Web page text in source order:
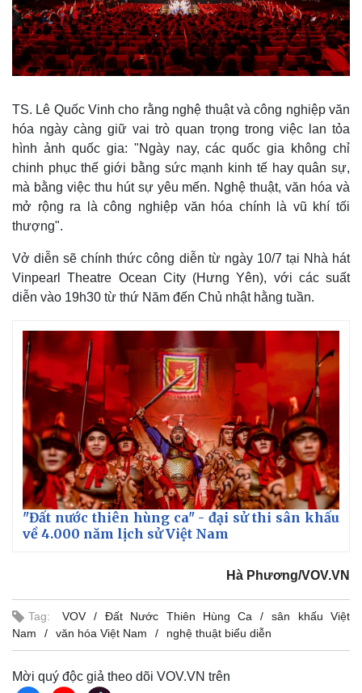
Thể thao
Thế giới thể thao
eSports
Hậu trường
Xe máy
Tư vấn
TS. Lê Quốc Vinh cho rằng nghệ thuật và công nghiệp văn
hóa ngày càng giữ vai trò quan trọng trong việc lan tỏa
hình ảnh quốc gia: "Ngày nay, các quốc gia không chỉ
chinh phục thế giới bằng sức mạnh kinh tế hay quân sự,
mà bằng việc thu hút sự yêu mến. Nghệ thuật, văn hóa và
mở rộng ra là công nghiệp văn hóa chính là vũ khí tối
thượng".
Vở diễn sẽ chính thức công diễn từ ngày 10/7 tại Nhà hát
Vinpearl Theatre Ocean City (Hưng Yên), với các suất
diễn vào 19h30 từ thứ Năm đến Chủ nhật hằng tuần.
"Đất nước thiên hùng ca" - đại sử thi sân khấu
về 4.000 năm lịch sử Việt Nam
Hà Phương/VOV.VN
Tag: VOV Đất Nước Thiên Hùng Ca
sân khấu Việt
Nam
văn hóa Việt Nam nghệ thuật biểu diễn
Mời quý độc giả theo dõi VOV.VN trên